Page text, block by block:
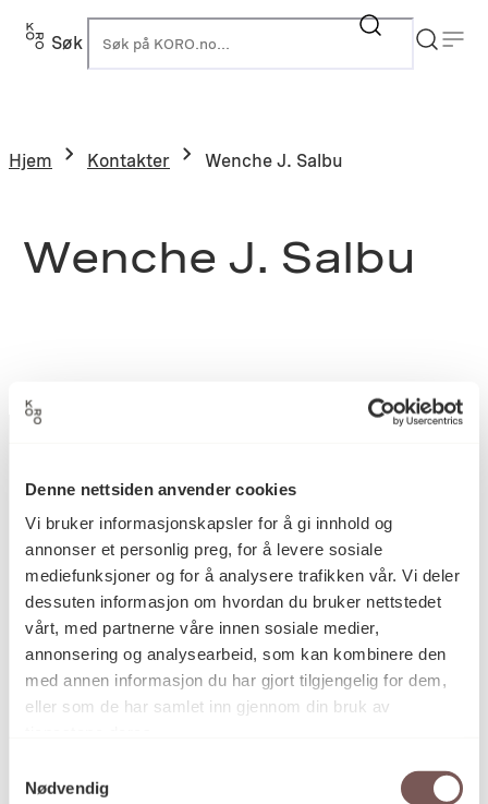
Denne nettsiden anvender cookies
Vi bruker informasjonskapsler for å gi innhold og
annonser et personlig preg, for å levere sosiale
mediefunksjoner og for å analysere trafikken vår. Vi deler
dessuten informasjon om hvordan du bruker nettstedet
vårt, med partnerne våre innen sosiale medier,
annonsering og analysearbeid, som kan kombinere den
med annen informasjon du har gjort tilgjengelig for dem,
eller som de har samlet inn gjennom din bruk av
Nødvendig
Søk
Hjem Kontakter Wenche J. Salbu
Wenche J. Salbu
Postadresse
Postboks 6994
St. Olavs plass
0130 Oslo
post@koro.no